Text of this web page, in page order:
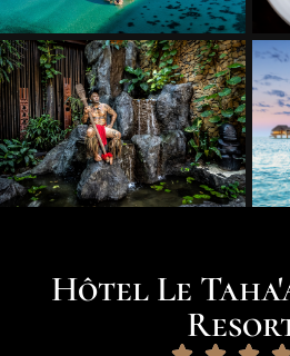
Hôtel Le